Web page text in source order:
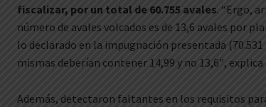
fiscalizar, por un total de 60.755 avales. “Ergo,
número de avales volcados es de 13,6 avales por
lo declarado en la impugnación presentada
mismas deberían contener 14,99 y no 13,6″,
Además, detectaron faltantes en los requisitos